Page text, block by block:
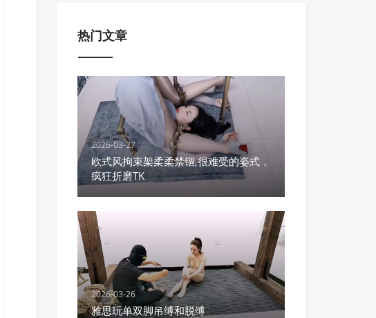
热门文章
2026-03-27
欧式风拘束架柔柔禁锢,很难受的姿式，
疯狂折磨TK
2026-03-26
雅思玩单双脚吊缚和脱缚